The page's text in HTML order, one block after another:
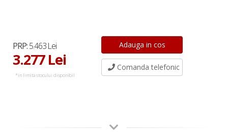
PRP:5.463 Lei
3.277 Lei
*in limita stocului disponibil
Comanda telefonic